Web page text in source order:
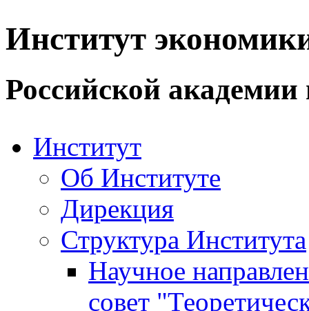
Институт
Российской академии
Институт
Об Институте
Дирекция
Структура Института
Научное
совет